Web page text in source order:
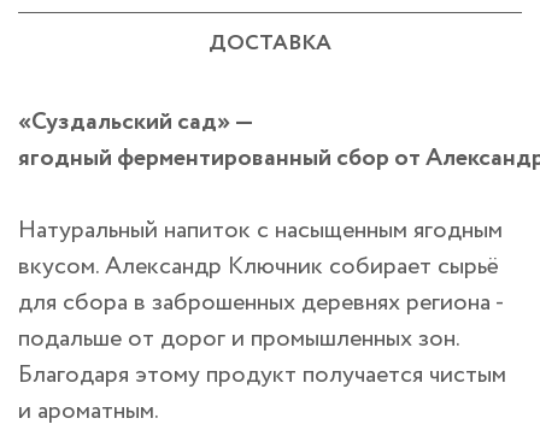
ДОСТАВКА
«Суздальский сад» —
ягодный ферментированный сбор от
Натуральный напиток с насыщенным ягодным
вкусом. Александр Ключник собирает сырьё
для сбора в заброшенных деревнях региона -
подальше от дорог и промышленных зон.
Благодаря этому продукт получается чистым
и ароматным.